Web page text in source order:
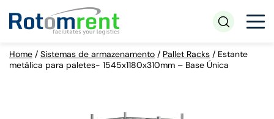
Home / Sistemas de armazenamento / Pallet Racks / Estante
metálica para paletes- 1545x1180x310mm – Base Única